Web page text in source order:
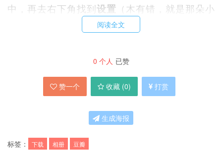
中，再去右下角找到设置 （木有错，就是那朵小
花），点击选择保持路径，最后点击最下面的一键
至于标准模式与智能模式，试试就知道了，虽然我
没有试出来，不过发来豆油的作者Sunshine.Wu
http://www.douban.com/note/200172674/
阅读全文
0 个人 已赞
赞一个 收藏 (0) 打赏
生成海报
标签： 下载 相册 豆瓣